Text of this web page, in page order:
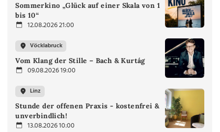
Sommerkino „Glück auf einer Skala von 1
bis 10“
12.08.2026 21:00
Vöcklabruck
Vom Klang der Stille – Bach & Kurtág
09.08.2026 19:00
Linz
Stunde der offenen Praxis - kostenfrei &
unverbindlich!
13.08.2026 10:00